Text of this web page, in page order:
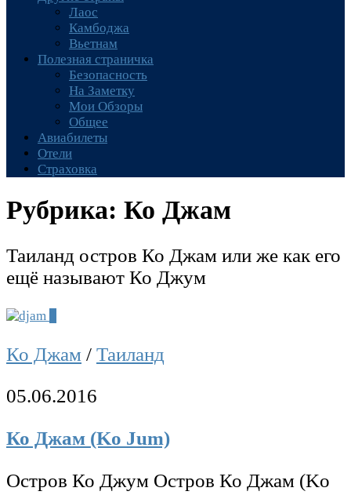
Лаос
Камбоджа
Вьетнам
Полезная страничка
Безопасность
На Заметку
Мои Обзоры
Общее
Авиабилеты
Отели
Страховка
Рубрика: Ко Джам
Таиланд остров Ко Джам или же как его
ещё называют Ко Джум
Ко Джам / Таиланд
05.06.2016
Ко Джам (Ko Jum)
Остров Ко Джум Остров Ко Джам (Ko